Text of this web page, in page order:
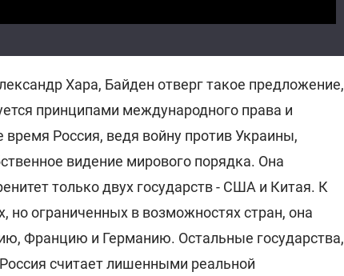
Хара, Байден отверг такое предложение,
принципами международного права и
Россия, ведя войну против Украины,
видение мирового порядка. Она
только двух государств - США и Китая. К
но ограниченных в возможностях стран, она
Францию и Германию. Остальные государства,
считает лишенными реальной